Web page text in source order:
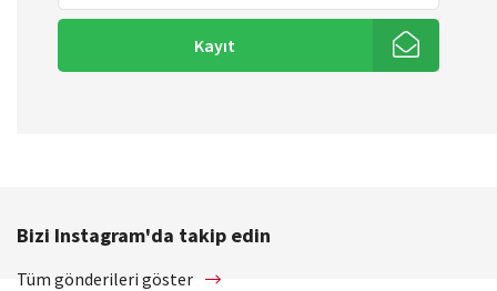
Kayıt
Bizi Instagram'da takip edin
Tüm gönderileri göster